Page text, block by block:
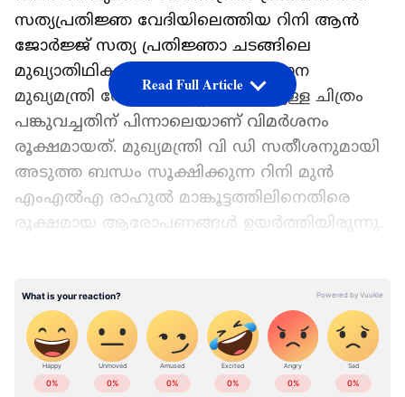
സത്യപ്രതിജ്ഞ വേദിയിലെത്തിയ റിനി ആൻ
ജോർജ്ജ് സത്യ പ്രതിജ്ഞാ ചടങ്ങിലെ
മുഖ്യാതിഥികളിലൊരാളായ തെലങ്കാന
മുഖ്യമന്ത്രി രേവന്ത് റെഡ്ഡിക്കൊപ്പമുള്ള ചിത്രം
പങ്കുവച്ചതിന് പിന്നാലെയാണ് വിമർശനം
രൂക്ഷമായത്. മുഖ്യമന്ത്രി വി ഡി സതീശനുമായി
അടുത്ത ബന്ധം സൂക്ഷിക്കുന്ന റിനി മുൻ
എംഎൽഎ രാഹുൽ മാങ്കൂട്ടത്തിലിനെതിരെ
രൂക്ഷമായ ആരോപണങ്ങൾ ഉയർത്തിയിരുന്നു.
വന്നതും പീഡനാരോപണം വലിയ
വിവാദമായതും. ഈ സാഹചര്യത്തിലാണ് റിനി
സത്യപ്രതിജ്ഞാ ചടങ്ങിലെത്തിയതിന്
വിമർശനം രൂക്ഷമാകുന്നത്.
Read Full Article